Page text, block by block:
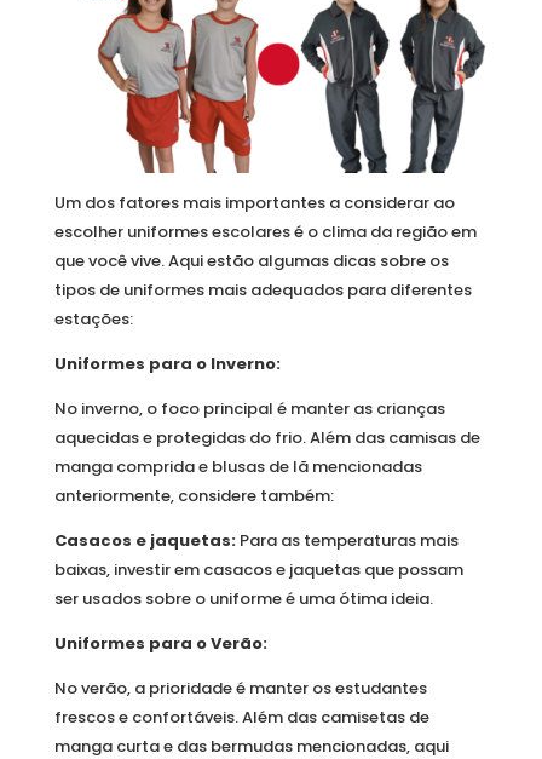
Um dos fatores mais importantes a considerar ao
escolher uniformes escolares é o clima da região em
que você vive. Aqui estão algumas dicas sobre os
tipos de uniformes mais adequados para diferentes
estações:
Uniformes para o Inverno:
No inverno, o foco principal é manter as crianças
aquecidas e protegidas do frio. Além das camisas de
manga comprida e blusas de lã mencionadas
anteriormente, considere também:
Casacos e jaquetas: Para as temperaturas mais
baixas, investir em casacos e jaquetas que possam
ser usados sobre o uniforme é uma ótima ideia.
Uniformes para o Verão:
No verão, a prioridade é manter os estudantes
frescos e confortáveis. Além das camisetas de
manga curta e das bermudas mencionadas, aqui